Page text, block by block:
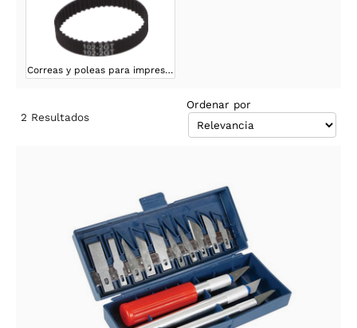
Correas y poleas para impresión 3D
2 Resultados
Ordenar por